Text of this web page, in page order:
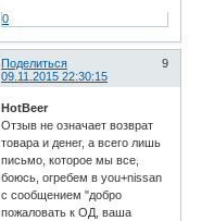
0
Поделиться
9
09.11.2015 22:30:15
HotBeer
Отзыв не означает возврат
товара и денег, а всего лишь
письмо, которое мы все,
боюсь, огребем в you+nissan
с сообщением "добро
пожаловать к ОД, ваша